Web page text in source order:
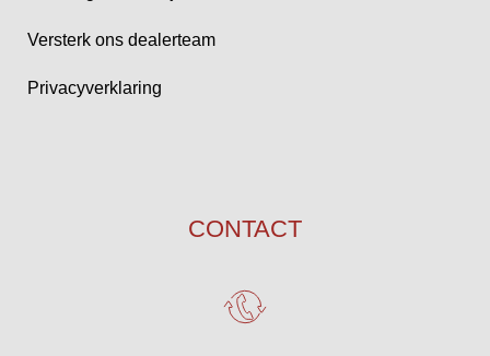
Versterk ons dealerteam
Privacyverklaring
CONTACT